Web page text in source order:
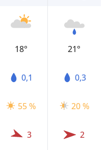
18°
0,1
55 %
3
21°
0,3
20 %
2